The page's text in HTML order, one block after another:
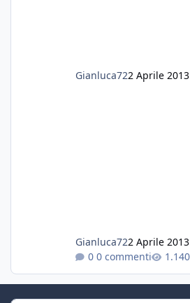
Gianluca722 Aprile 2013
Gianluca722 Aprile 2013
0 commenti